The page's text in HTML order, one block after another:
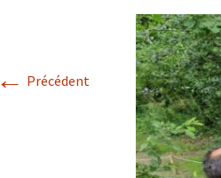
← Précédent